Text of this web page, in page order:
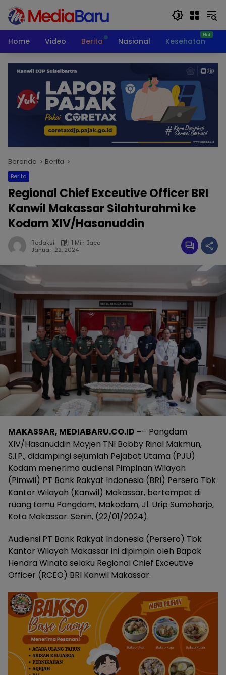
Langsung
konten
Home
Video Berita Nasional Kesehatan
Beranda Berita
Berita
Regional Chief Exceutive Officer BRI
Kanwil Makassar Silahturahmi ke
Kodam XIV/Hasanuddin
Redaksi
1 Min Baca
Januari 22, 2024
MAKASSAR, MEDIABARU.CO.ID –– Pangdam
XIV/Hasanuddin Mayjen TNI Bobby Rinal Makmun,
S.I.P., didampingi sejumlah Pejabat Utama (PJU)
Kodam menerima audiensi Pimpinan Wilayah
(Pimwil) PT Bank Rakyat Indonesia (BRI) Persero Tbk
Kantor Wilayah (Kanwil) Makassar, bertempat di
ruang tamu Pangdam, Makodam, Jl. Urip Sumoharjo,
Kota Makassar. Senin, (22/01/2024).
Audiensi PT Bank Rakyat Indonesia (Persero) Tbk
Kantor Wilayah Makassar ini dipimpin oleh Bapak
Hendra Winata selaku Regional Chief Exceutive
Officer (RCEO) BRI Kanwil Makassar.